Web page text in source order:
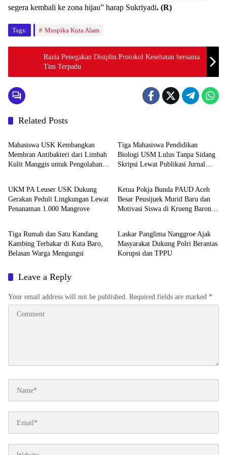
segera kembali ke zona hijau” harap Sukriyadi. (R)
Tags: Muspika Kuta Alam
Razia Penegakan Disiplin Protokol Kesehatan bersama
Tim Terpadu
Related Posts
Headline
Mahasiswa USK Kembangkan
Membran Antibakteri dari Limbah
Kulit Manggis untuk Pengolahan
Tiga Mahasiswa Pendidikan
Biologi USM Lulus Tanpa Sidang
Skripsi Lewat Publikasi Jurnal
Headline
UKM PA Leuser USK Dukung
Gerakan Peduli Lingkungan Lewat
Penanaman 1.000 Mangrove
Headline
Ketua Pokja Bunda PAUD Aceh
Besar Peusijuek Murid Baru dan
Motivasi Siswa di Krueng Barona
Headline
Tiga Rumah dan Satu Kandang
Kambing Terbakar di Kuta Baro,
Belasan Warga Mengungsi
Headline
Laskar Panglima Nanggroe Ajak
Masyarakat Dukung Polri Berantas
Korupsi dan TPPU
Leave a Reply
Your email address will not be published. Required fields are marked *